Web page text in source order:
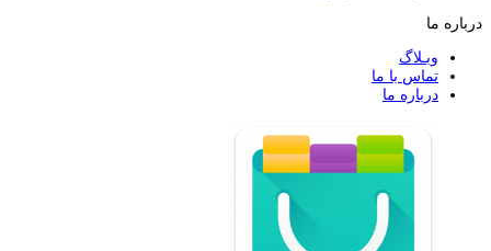
درباره ما
وبـلاگ
تماس با ما
درباره ما